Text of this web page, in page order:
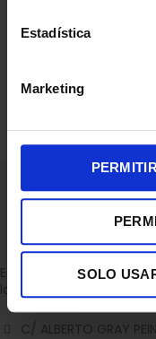
Estadística
Marketing
SOLO